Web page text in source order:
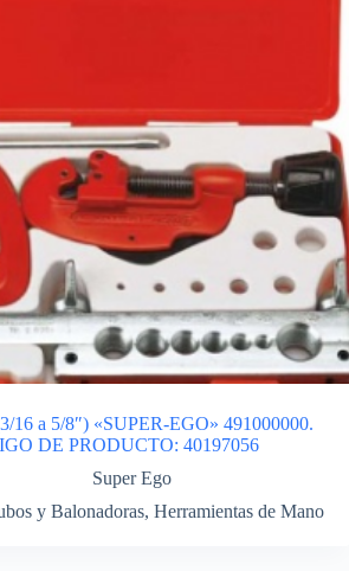
16 a 5/8″) «SUPER-EGO» 491000000.
DE PRODUCTO: 40197056
Super Ego
y Balonadoras, Herramientas de Mano